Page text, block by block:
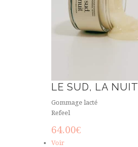
LE SUD, LA NUIT
Gommage lacté
Refeel
64.00€
Voir